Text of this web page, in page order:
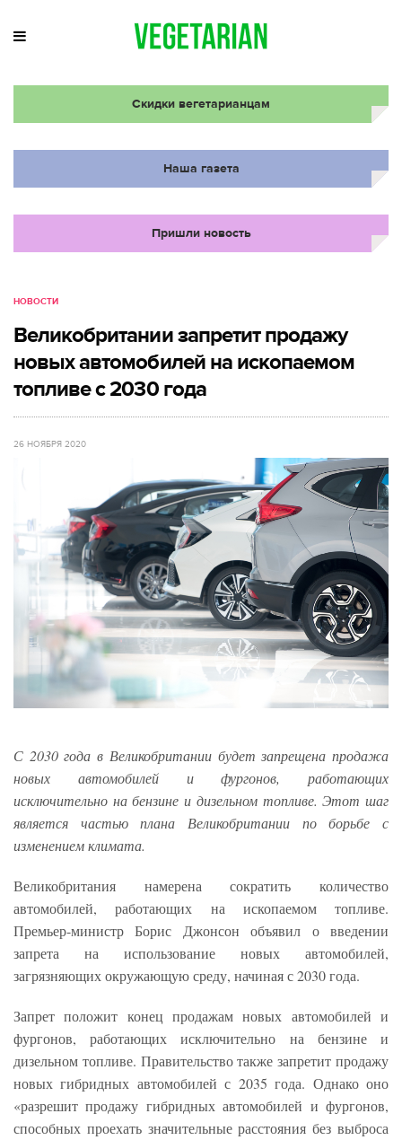
Скидки вегетарианцам
Наша газета
Пришли новость
НОВОСТИ
Великобритании запретит продажу
новых автомобилей на ископаемом
топливе с 2030 года
26 НОЯБРЯ 2020
С 2030 года в Великобритании будет запрещена продажа
новых автомобилей и фургонов, работающих
исключительно на бензине и дизельном топливе. Этот шаг
является частью плана Великобритании по борьбе с
изменением климата.
Великобритания намерена сократить количество
автомобилей, работающих на ископаемом топливе.
Премьер-министр Борис Джонсон объявил о введении
запрета на использование новых автомобилей,
загрязняющих окружающую среду, начиная с 2030 года.
Запрет положит конец продажам новых автомобилей и
фургонов, работающих исключительно на бензине и
дизельном топливе. Правительство также запретит продажу
новых гибридных автомобилей с 2035 года. Однако оно
«разрешит продажу гибридных автомобилей и фургонов,
способных проехать значительные расстояния без выброса